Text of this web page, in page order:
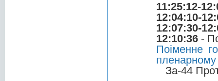
11:25:12-
12:04:10-
12:07:30-
12:10:36 -
Поіменне
пленарному
За-44